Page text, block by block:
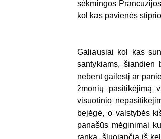
sėkmingos
kol kas pavienės
Galiausiai kol kas
santykiams, šiandien
nebent gailestį ar
žmonių pasitikėjimą
visuotinio
bejėgė, o valstybės
panašūs mėginimai
ranka, šluojančia iš